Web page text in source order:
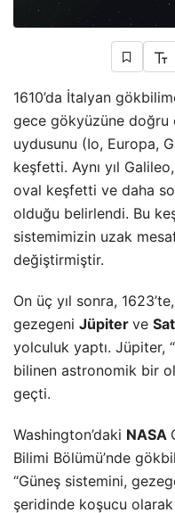
1610’da İtalyan
gece gökyüzüne doğru
uydusunu (Io, Europa,
keşfetti. Aynı yıl
oval keşfetti ve daha
olduğu belirlendi. Bu
sistemimizin uzak
değiştirmiştir.
On üç yıl sonra,
gezegeni Jüpiter ve
yolculuk yaptı. Jüpiter, “
bilinen astronomik bir
geçti.
Washington’daki NASA
Bilimi Bölümü’nde
“Güneş sistemini,
şeridinde koşucu olarak